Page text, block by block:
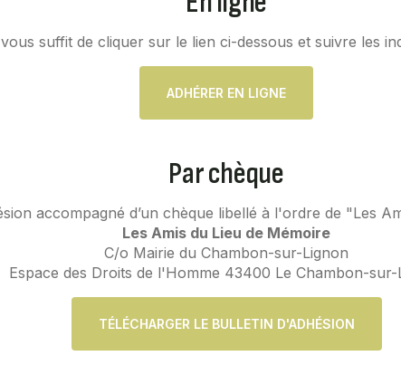
suffit de cliquer sur le lien ci-dessous et suivre les
ADHÉRER EN LIGNE
Par chèque
accompagné d’un chèque libellé à l'ordre de "Les
Les Amis du Lieu de Mémoire
C/o Mairie du Chambon-sur-Lignon
Espace des Droits de l'Homme 43400 Le Chambon-sur-
TÉLÉCHARGER LE BULLETIN D'ADHÉSION